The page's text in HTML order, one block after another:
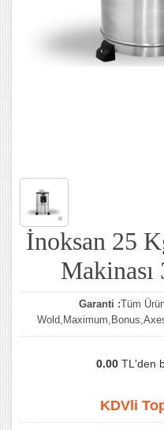
İnoksan 25
Garanti :Tüm
0.00TL'den
KDVli